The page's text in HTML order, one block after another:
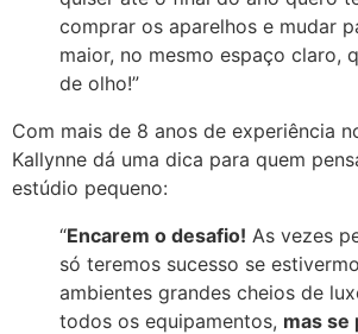
comprar os aparelhos e mudar
maior, no mesmo espaço claro,
de olho!”
Com mais de 8 anos de experiência
Kallynne dá uma dica para quem
estúdio pequeno:
“Encarem o desafio! As vezes
só teremos sucesso se
ambientes grandes cheios de
todos os equipamentos, mas se